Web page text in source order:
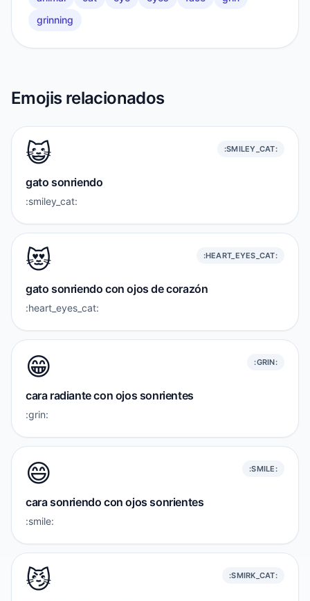
grinning
Emojis relacionados
😺 :SMILEY_CAT:
gato sonriendo
:smiley_cat:
😻 :HEART_EYES_CAT:
gato sonriendo con ojos de corazón
:heart_eyes_cat:
😁 :GRIN:
cara radiante con ojos sonrientes
:grin:
😄 :SMILE:
cara sonriendo con ojos sonrientes
:smile:
😼 :SMIRK_CAT: